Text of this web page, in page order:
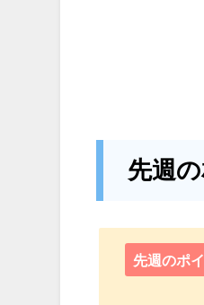
先週
先週のポ